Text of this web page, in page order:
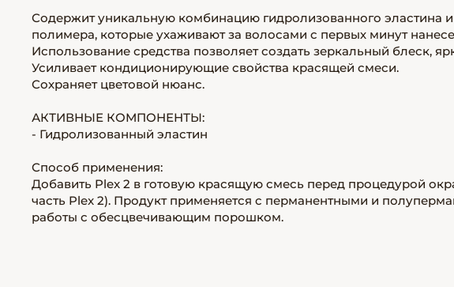
Содержит уникальную комбинацию гидролизованного эластина
полимера, которые ухаживают за волосами с первых минут
Использование средства позволяет создать зеркальный блеск,
Усиливает кондиционирующие свойства красящей смеси.
Сохраняет цветовой нюанс.
АКТИВНЫЕ КОМПОНЕНТЫ:
- Гидролизованный эластин
Способ применения:
Добавить Plex 2 в готовую красящую смесь перед процедурой
часть Plex 2). Продукт применяется с перманентными и
работы с обесцвечивающим порошком.